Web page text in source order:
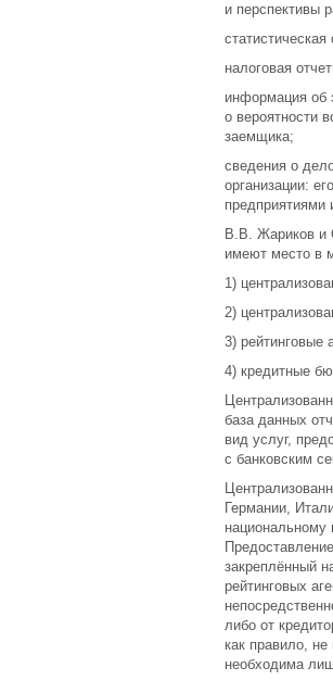
и перспективы
статистическая
налоговая
информация об
о вероятности
заемщика;
сведения о
организации:
предприятиями
В.В. Жариков и
имеют место в
1)
2)
3) рейтинговые
4) кредитные
база данных
вид услуг,
с банковским
Германии,
национальному
закреплённый
рейтинговых
либо от
как правило,
необходима